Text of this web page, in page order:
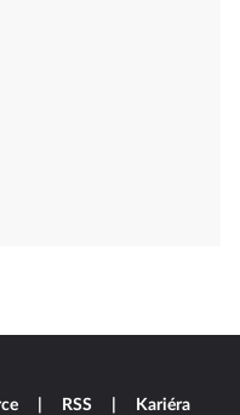
RSS Kariéra